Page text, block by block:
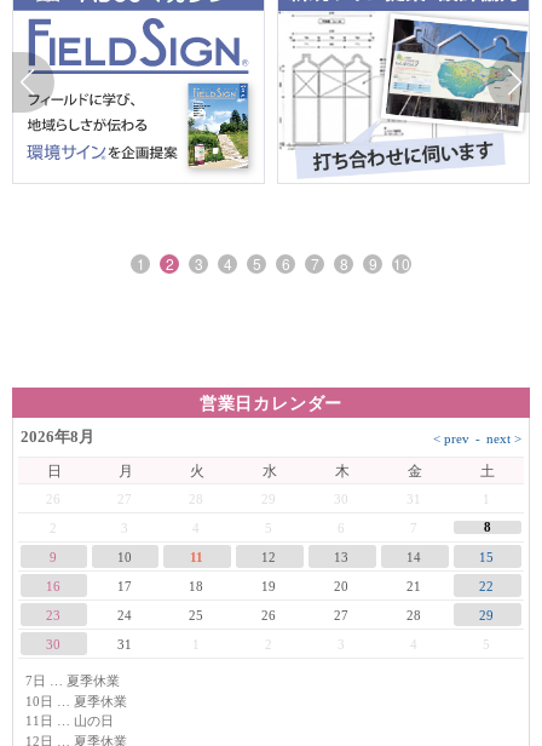
1 2 3 4 5 6 7 8 9 10
営業日カレンダー
2026年8月
日 月 火 水 木 金 土
26 27 28 29 30 31
1
3 4 5 6 7 8
9 10 11 12 13 14
15
16
17 18 19 20 21
22
23
24 25 26 27 28
29
30
31 1 3 4 5
7日 … 夏季休業
10日 … 夏季休業
11日 … 山の日
12日 … 夏季休業